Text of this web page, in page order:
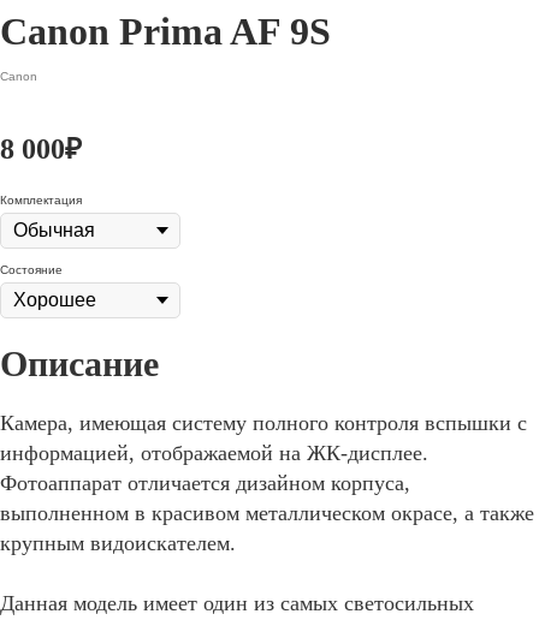
Canon Prima AF 9S
Canon
8 000₽
Комплектация
Состояние
Камера, имеющая систему полного контроля вспышки с
информацией, отображаемой на ЖК-дисплее.
Фотоаппарат отличается дизайном корпуса,
выполненном в красивом металлическом окрасе, а также
крупным видоискателем.
Данная модель имеет один из самых светосильных